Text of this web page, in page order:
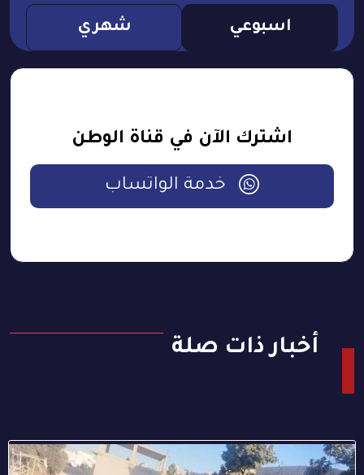
اسبوعي شهري
اشترك الآن في قناة الوطن
خدمة الواتساب
أخبار ذات صلة